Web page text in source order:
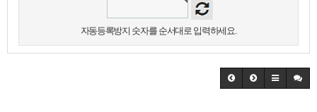
자동등록방지 숫자를 순서대로 입력하세요.